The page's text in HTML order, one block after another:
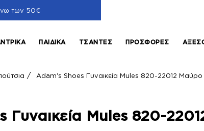
των 50€
ΠΑΙΔΙΚΆ ΤΣΆΝΤΕΣ ΠΡΟΣΦΟΡΈΣ
Γυναικεία Mules 820-
Adam's Shoes Γυναικεία Mules 820-22012 Μαύρο